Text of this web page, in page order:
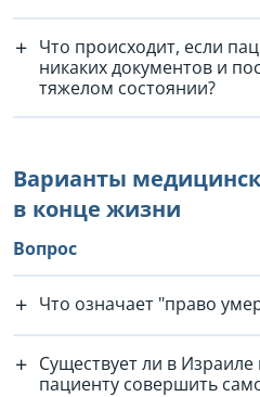
Что происходит, если
никаких документов и
тяжелом состоянии?
Варианты
в конце жизни
Вопрос
Что означает "право
Существует ли в
пациенту совершить